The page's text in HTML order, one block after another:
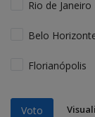
Rio de Janeiro
Belo
Florianópolis
Voto